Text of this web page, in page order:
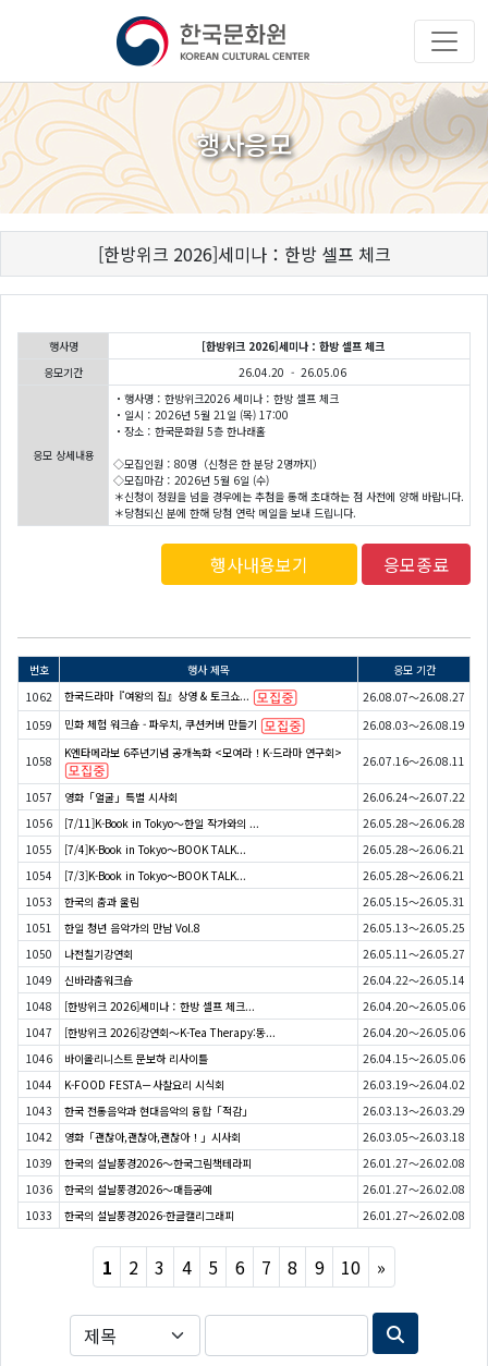
행사응모
[한방위크 2026]세미나：한방 셀프 체크
행사명
[한방위크 2026]세미나：한방 셀프 체크
응모기간
26.04.20 - 26.05.06
응모 상세내용
・행사명：한방위크2026 세미나：한방 셀프 체크
・일시：2026년 5월 21일 (목) 17:00
・장소：한국문화원 5층 한나래홀
◇모집인원：80명（신청은 한 분당 2명까지）
◇모집마감：2026년 5월 6일 (수)
＊신청이 정원을 넘을 경우에는 추첨을 통해 초대하는 점 사전에 양해 바랍니다.
＊당첨되신 분에 한해 당첨 연락 메일을 보내 드립니다.
행사내용보기 응모종료
번호 행사 제목
응모 기간
1062
한국드라마『여왕의 집』상영 & 토크쇼...
26.08.07～26.08.27
1059
민화 체험 워크숍 - 파우치, 쿠션커버 만들기 26.08.03～26.08.19
1058
K엔타메라보 6주년기념 공개녹화 <모여라！K-드라마 연구회>
26.07.16～26.08.11
1057 영화「얼굴」특별 시사회
26.06.24～26.07.22
1056
[7/11]K-Book in Tokyo～한일 작가와의 ...
26.05.28～26.06.28
1055
[7/4]K-Book in Tokyo～BOOK TALK...
26.05.28～26.06.21
1054
[7/3]K-Book in Tokyo～BOOK TALK...
26.05.28～26.06.21
1053
한국의 춤과 울림
26.05.15～26.05.31
1051
한일 청년 음악가의 만남 Vol.8
26.05.13～26.05.25
1050
나전칠기강연회
26.05.11～26.05.27
1049
신바라춤워크숍
26.04.22～26.05.14
1048
[한방위크 2026]세미나：한방 셀프 체크...
26.04.20～26.05.06
1047
[한방위크 2026]강연회〜K-Tea Therapy:동...
26.04.20～26.05.06
1046
바이올리니스트 문보하 리사이틀
26.04.15～26.05.06
1044
K-FOOD FESTA－사찰요리 시식회
26.03.19～26.04.02
1043
한국 전통음악과 현대음악의 융합「적감」
26.03.13～26.03.29
1042
영화「괜찮아,괜찮아,괜찮아！」시사회
26.03.05～26.03.18
1039
한국의 설날풍경2026〜한국그림책테라피
26.01.27～26.02.08
1036
한국의 설날풍경2026〜매듭공예
26.01.27～26.02.08
1033
한국의 설날풍경2026-한글캘리그래피 26.01.27～26.02.08
1 2 3 4 5 6 7 8 9 10 »